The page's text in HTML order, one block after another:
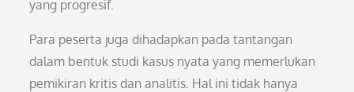
yang progresif.
Para peserta juga dihadapkan pada tantangan
dalam bentuk studi kasus nyata yang memerlukan
pemikiran kritis dan analitis. Hal ini tidak hanya